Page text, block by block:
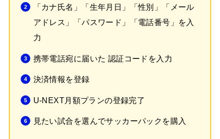
「カナ氏名」「生年月日」「性別」「メール
アドレス」「パスワード」「電話番号」を入
力
携帯電話宛に届いた 認証コードを入力
決済情報を登録
U-NEXT月額プランの登録完了
見たい試合を選んでサッカーパックを購入